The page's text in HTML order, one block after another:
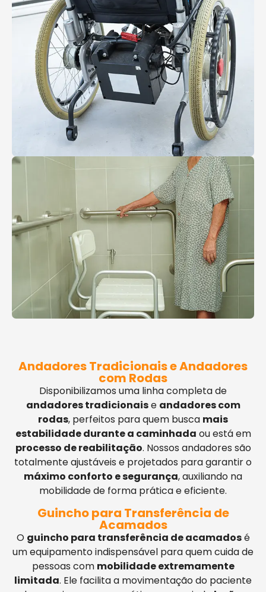
Andadores Tradicionais e Andadores
com Rodas
Disponibilizamos uma linha completa de
andadores tradicionaise andadores com
rodas, perfeitos para quem busca mais
estabilidade durante a caminhada ou está em
processo de reabilitação. Nossos andadores são
totalmente ajustáveis e projetados para garantir o
máximo conforto e segurança, auxiliando na
mobilidade de forma prática e eficiente.
Guincho para Transferência de
Acamados
O guincho para transferência de acamadosé
um equipamento indispensável para quem cuida de
pessoas com mobilidade extremamente
limitada. Ele facilita a movimentação do paciente